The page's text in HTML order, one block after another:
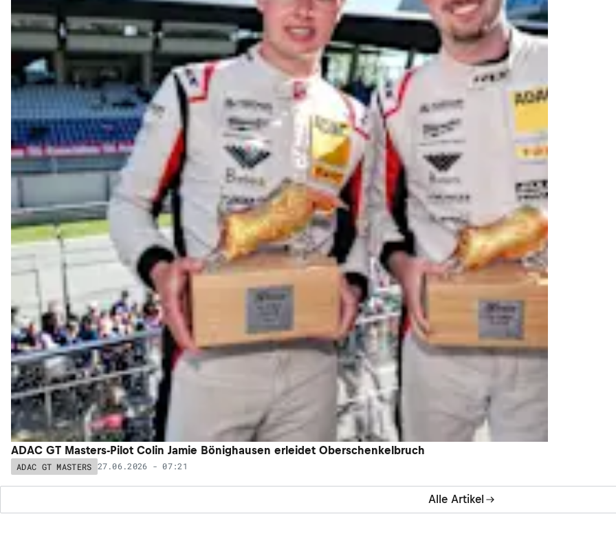
Alle Artikel
ADAC GT Masters-Pilot Colin Jamie Bönighausen erleidet Oberschenkelbruch
ADAC GT MASTERS 27.06.2026 - 07:21